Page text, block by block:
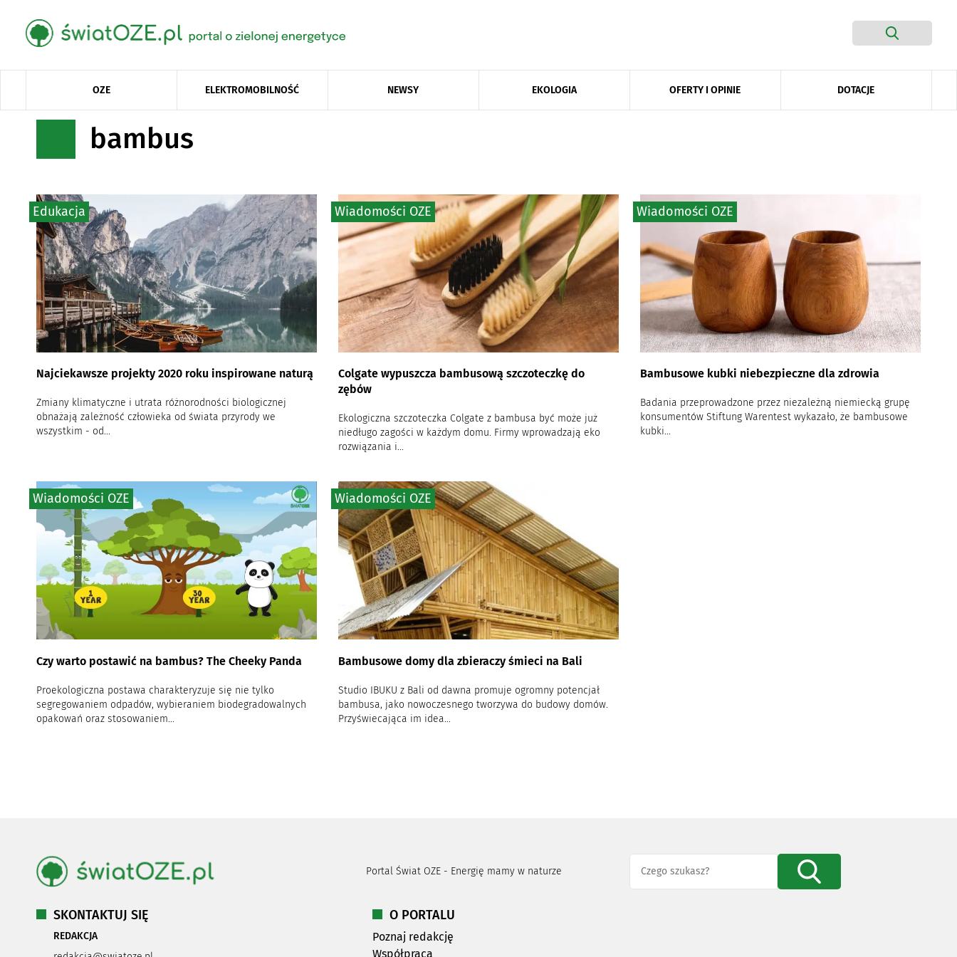
OZE ELEKTROMOBILNOŚĆ NEWSY EKOLOGIA OFERTY I OPINIE DOTACJE
bambus
Najciekawsze projekty 2020 roku inspirowane naturą
Zmiany klimatyczne i utrata różnorodności biologicznej
obnażają zależność człowieka od świata przyrody we
wszystkim - od...
Edukacja
Colgate wypuszcza bambusową szczoteczkę do
zębów
Ekologiczna szczoteczka Colgate z bambusa być może już
niedługo zagości w każdym domu. Firmy wprowadzają eko
rozwiązania i...
Wiadomości OZE
Bambusowe kubki niebezpieczne dla zdrowia
Badania przeprowadzone przez niezależną niemiecką grupę
konsumentów Stiftung Warentest wykazało, że bambusowe
kubki...
Wiadomości OZE
Czy warto postawić na bambus? The Cheeky Panda
Proekologiczna postawa charakteryzuje się nie tylko
segregowaniem odpadów, wybieraniem biodegradowalnych
opakowań oraz stosowaniem...
Wiadomości OZE
Bambusowe domy dla zbieraczy śmieci na Bali
Studio IBUKU z Bali od dawna promuje ogromny potencjał
bambusa, jako nowoczesnego tworzywa do budowy domów.
Przyświecająca im idea...
Wiadomości OZE
Portal Świat OZE - Energię mamy w naturze
SKONTAKTUJ SIĘ
REDAKCJA
O PORTALU
Poznaj redakcję
Współpraca